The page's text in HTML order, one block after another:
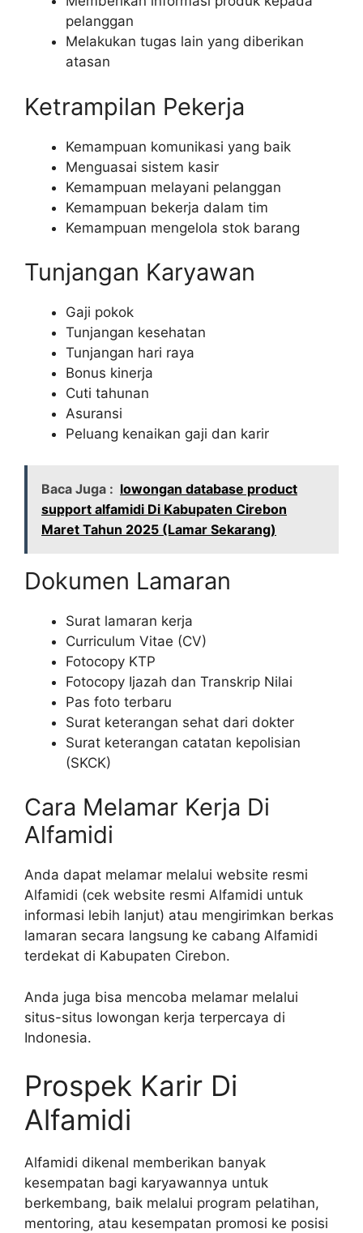
pelanggan
Melakukan tugas lain yang diberikan
atasan
Ketrampilan Pekerja
Kemampuan komunikasi yang baik
Menguasai sistem kasir
Kemampuan melayani pelanggan
Kemampuan bekerja dalam tim
Kemampuan mengelola stok barang
Tunjangan Karyawan
Gaji pokok
Tunjangan kesehatan
Tunjangan hari raya
Bonus kinerja
Cuti tahunan
Asuransi
Peluang kenaikan gaji dan karir
Baca Juga : lowongan database product
support alfamidi Di Kabupaten Cirebon
Maret Tahun 2025 (Lamar Sekarang)
Dokumen Lamaran
Surat lamaran kerja
Curriculum Vitae (CV)
Fotocopy KTP
Fotocopy Ijazah dan Transkrip Nilai
Pas foto terbaru
Surat keterangan sehat dari dokter
Surat keterangan catatan kepolisian
(SKCK)
Cara Melamar Kerja Di
Alfamidi
Anda dapat melamar melalui website resmi
Alfamidi (cek website resmi Alfamidi untuk
informasi lebih lanjut) atau mengirimkan berkas
lamaran secara langsung ke cabang Alfamidi
terdekat di Kabupaten Cirebon.
Anda juga bisa mencoba melamar melalui
situs-situs lowongan kerja terpercaya di
Indonesia.
Prospek Karir Di
Alfamidi
Alfamidi dikenal memberikan banyak
kesempatan bagi karyawannya untuk
berkembang, baik melalui program pelatihan,
mentoring, atau kesempatan promosi ke posisi